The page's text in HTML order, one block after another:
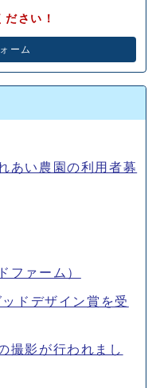
さい！
ーム
あい農園の利用者募
ファーム）
ドデザイン賞を受
撮影が行われまし